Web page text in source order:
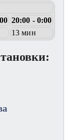
20:00 - 0:00
13 мин